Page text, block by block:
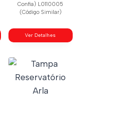
Confia) L0110005
(Código Similar)
Ver Detalhes